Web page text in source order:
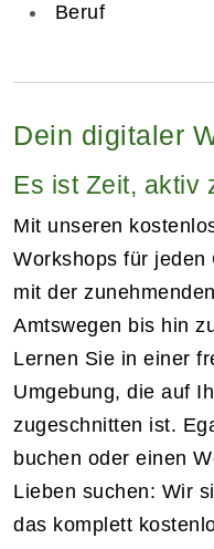
Beruf
Dein digitaler
Es ist Zeit, aktiv
Mit unseren
Workshops für jeden
mit der
Amtswegen bis hin
Lernen Sie in einer
Umgebung, die auf
zugeschnitten ist.
buchen oder einen
Lieben suchen: Wir
das komplett